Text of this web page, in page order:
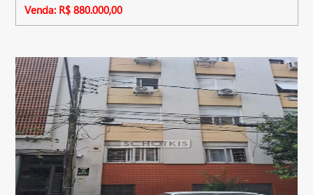
Venda: R$ 880.000,00